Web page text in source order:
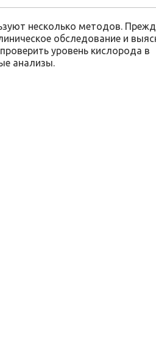
несколько методов.
обследование и
уровень кислорода в
анализы.